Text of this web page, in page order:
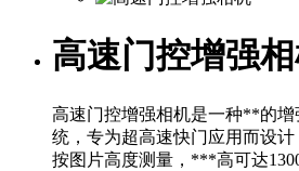
高速门控增强
高速门控增强相机是一种**的
统，专为超高速快门应用而设
按图片高度测量，***高可达